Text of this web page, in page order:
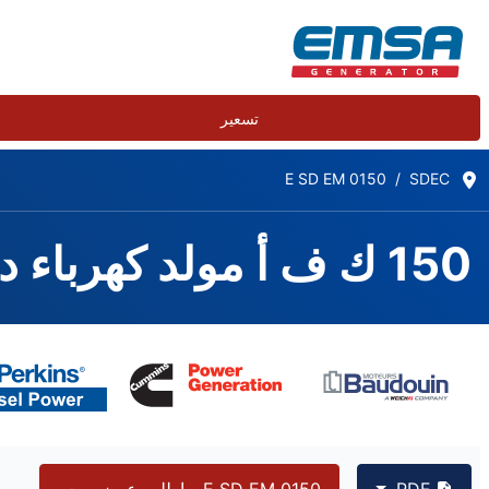
تسعير
SDEC
E SD EM 0150
150 ك ف أ مولد كهرباء ديزل - E SD EM 0150